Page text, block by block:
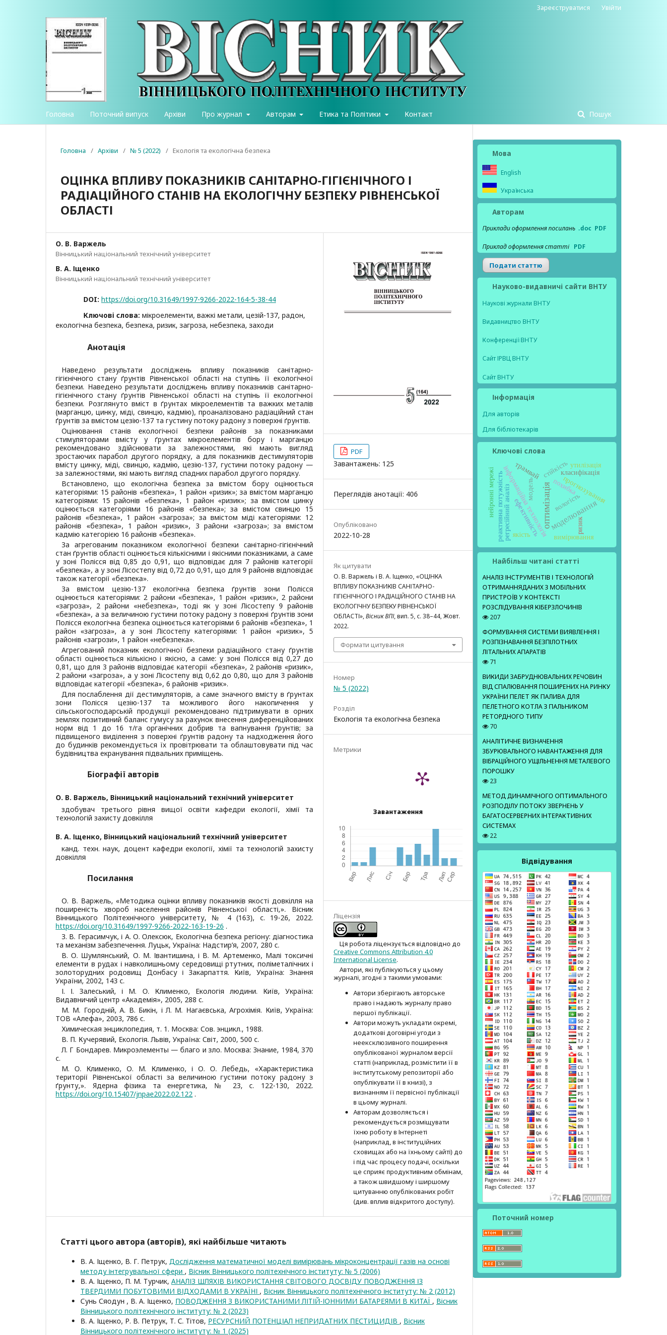
Головна Поточний випуск Архіви Про журнал Авторам Етика та Політики Контакт Пошук
Зареєструватися Увійти
Головна / Архіви / № 5 (2022) / Екологія та екологічна безпека
ОЦІНКА ВПЛИВУ ПОКАЗНИКІВ САНІТАРНО-ГІГІЄНІЧНОГО І
РАДІАЦІЙНОГО СТАНІВ НА ЕКОЛОГІЧНУ БЕЗПЕКУ РІВНЕНСЬКОЇ
ОБЛАСТІ
О. В. Варжель
Вінницький національний технічний університет
В. А. Іщенко
Вінницький національний технічний університет
DOI: https://doi.org/10.31649/1997-9266-2022-164-5-38-44
Ключові слова: мікроелементи, важкі метали, цезій-137, радон,
екологічна безпека, безпека, ризик, загроза, небезпека, заходи
Анотація
Наведено результати досліджень впливу показників санітарно-
гігієнічного стану ґрунтів Рівненської області на ступінь її екологічної
безпеки. Наведено результати досліджень впливу показників санітарно-
гігієнічного стану ґрунтів Рівненської області на ступінь її екологічної
безпеки. Розглянуто вміст в ґрунтах мікроелементів та важких металів
(марганцю, цинку, міді, свинцю, кадмію), проаналізовано радіаційний стан
ґрунтів за вмістом цезію-137 та густину потоку радону з поверхні ґрунтів.
Оцінювання станів екологічної безпеки районів за показниками
стимуляторами вмісту у ґрунтах мікроелементів бору і марганцю
рекомендовано здійснювати за залежностями, які мають вигляд
зростаючих парабол другого порядку, а для показників дестимуляторів
вмісту цинку, міді, свинцю, кадмію, цезію-137, густини потоку радону —
за залежностями, які мають вигляд спадних парабол другого порядку.
Встановлено, що екологічна безпека за вмістом бору оцінюється
категоріями: 15 районів «безпека», 1 район «ризик»; за вмістом марганцю
категоріями: 15 районів «безпека», 1 район «ризик»; за вмістом цинку
оцінюється категоріями 16 районів «безпека»; за вмістом свинцю 15
районів «безпека», 1 район «загроза»; за вмістом міді категоріями: 12
районів «безпека», 1 район «ризик», 3 райони «загроза»; за вмістом
кадмію категорією 16 районів «безпека».
За агрегованим показником екологічної безпеки санітарно-гігієнічний
стан ґрунтів області оцінюється кількісними і якісними показниками, а саме
у зоні Полісся від 0,85 до 0,91, що відповідає для 7 районів категорії
«безпека», а у зоні Лісостепу від 0,72 до 0,91, що для 9 районів відповідає
також категорії «безпека».
За вмістом цезію-137 екологічна безпека ґрунтів зони Полісся
оцінюється категоріями: 2 райони «безпека», 1 район «ризик», 2 райони
«загроза», 2 райони «небезпека», тоді як у зоні Лісостепу 9 районів
«безпека», а за величиною густини потоку радону з поверхні ґрунтів зони
Полісся екологічна безпека оцінюється категоріями 6 районів «безпека», 1
район «загроза», а у зоні Лісостепу категоріями: 1 район «ризик», 5
районів «загрози», 1 район «небезпека».
Агрегований показник екологічної безпеки радіаційного стану ґрунтів
області оцінюється кількісно і якісно, а саме: у зоні Полісся від 0,27 до
0,81, що для 3 районів відповідає категорії «безпека», 2 районів «ризик»,
2 райони «загроза», а у зоні Лісостепу від 0,62 до 0,80, що для 3 районів
відповідає категорії «безпека», 6 районів «ризик».
Для послаблення дії дестимуляторів, а саме значного вмісту в ґрунтах
зони Полісся цезію-137 та можливого його накопичення у
сільськогосподарській продукції рекомендовано підтримувати в орних
землях позитивний баланс гумусу за рахунок внесення диференційованих
норм від 1 до 16 т/га органічних добрив та вапнування ґрунтів; за
підвищеного виділення з поверхні ґрунтів радону та надходження його
до будинків рекомендується їх провітрювати та облаштовувати під час
будівництва екранування підвальних приміщень.
Біографії авторів
О. В. Варжель, Вінницький національний технічний університет
здобувач третього рівня вищої освіти кафедри екології, хімії та
технологій захисту довкілля
В. А. Іщенко, Вінницький національний технічний університет
канд. техн. наук, доцент кафедри екології, хімії та технологій захисту
довкілля
Посилання
О. В. Варжель, «Методика оцінки впливу показників якості довкілля на
поширеність хвороб населення районів Рівненської області,». Вісник
Вінницького Політехнічного університету, № 4 (163), с. 19-26, 2022.
https://doi.org/10.31649/1997-9266-2022-163-19-26 .
З. В. Герасимчук, і А. О. Олексюк, Екологічна безпека регіону: діагностика
та механізм забезпечення. Луцьк, Україна: Надстир’я, 2007, 280 с.
В. О. Шумлянський, О. М. Івантишина, і В. М. Артеменко, Малі токсичні
елементи в рудах і навколишньому середовищі ртутних, поліметалічних і
золоторудних родовищ Донбасу і Закарпаття. Київ, Україна: Знання
України, 2002, 143 с.
І. І. Залеський, і М. О. Клименко, Екологія людини. Київ, Україна:
Видавничий центр «Академія», 2005, 288 с.
М. М. Городній, А. В. Бикін, і Л. М. Нагаєвська, Агрохімія. Київ, Україна:
ТОВ «Алефа», 2003, 786 с.
Химическая энциклопедия, т. 1. Москва: Сов. энцикл., 1988.
В. П. Кучерявий, Екологія. Львів, Україна: Світ, 2000, 500 с.
Л. Г Бондарев. Микроэлементы — благо и зло. Москва: Знание, 1984, 370
с.
М. О. Клименко, О. М. Клименко, і О. О. Лебедь, «Характеристика
території Рівненської області за величиною густини потоку радону з
ґрунту,». Ядерна фізика та енергетика, № 23, с. 122-130, 2022.
https://doi.org/10.15407/jnpae2022.02.122 .
PDF
Завантажень: 125
Переглядів анотації: 406
Опубліковано
2022-10-28
Як цитувати
О. В. Варжель і В. А. Іщенко, «ОЦІНКА
ВПЛИВУ ПОКАЗНИКІВ САНІТАРНО-
ГІГІЄНІЧНОГО І РАДІАЦІЙНОГО СТАНІВ НА
ЕКОЛОГІЧНУ БЕЗПЕКУ РІВНЕНСЬКОЇ
ОБЛАСТІ»,Вісник ВПІ, вип. 5, с. 38–44, Жовт.
2022.
Формати цитування
Номер
№ 5 (2022)
Розділ
Екологія та екологічна безпека
Метрики
Завантаження
Ліцензія
Ця робота ліцензується відповідно до
Creative Commons Attribution 4.0
International License.
Автори, які публікуються у цьому
журналі, згодні з такими умовами:
Автори зберігають авторське
право і надають журналу право
першої публі­кації.
Автори можуть укладати окремі,
додат­кові договірні угоди з
неексклюзив­ного поширення
опублікованої журналом версії
статті (наприклад, розмістити її в
інститутському репозиторії або
опубліку­вати її в книзі), з
визнанням її первісної публікації
в цьому журналі.
Авторам дозволяється і
рекомендується розміщувати
їхню роботу в Інтернеті
(наприклад, в інституційних
сховищах або на їхньому сайті) до
і під час процесу подачі, оскільки
це сприяє продуктивним обмінам,
а також швидшому і ширшому
цитуванню опубліко­ва­них робіт
(див. вплив відкритого доступу).
Статті цього автора (авторів), які найбільше читають
В. А. Іщенко, В. Г. Петрук, Дослідження математичної моделі вимірювань мікроконцентрації газів на основі
методу інтегрувальної сфери , Вісник Вінницького політехнічного інституту: № 5 (2006)
В. А. Іщенко, П. М. Турчик, АНАЛІЗ ШЛЯХІВ ВИКОРИСТАННЯ СВІТОВОГО ДОСВІДУ ПОВОДЖЕННЯ ІЗ
ТВЕРДИМИ ПОБУТОВИМИ ВІДХОДАМИ В УКРАЇНІ , Вісник Вінницького політехнічного інституту: № 2 (2012)
Сунь Сяодун , В. А. Іщенко, ПОВОДЖЕННЯ З ВИКОРИСТАНИМИ ЛІТІЙ-ІОННИМИ БАТАРЕЯМИ В КИТАЇ , Вісник
Вінницького політехнічного інституту: № 2 (2023)
В. А. Іщенко, Р. В. Петрук, Т. С. Тітов, РЕСУРСНИЙ ПОТЕНЦІАЛ НЕПРИДАТНИХ ПЕСТИЦИДІВ , Вісник
Вінницького політехнічного інституту: № 1 (2025)
Мова
English
Українська
Авторам
Приклади оформлення посилань .doc PDF
Приклад оформлення статті PDF
Подати статтю
Науково-видавничі сайти ВНТУ
Наукові журнали ВНТУ
Видавництво ВНТУ
Конференції ВНТУ
Сайт ІРВЦ ВНТУ
Сайт ВНТУ
Інформація
Для авторів
Для бібліотекарів
Ключові слова
оптимізаціямоделювання
інформаційна технологія
реактивна потужність ефективність
модель прогнозування
трамвай
вологість
ризик
стійкість
регресійний аналіз якість
класифікація
нейронні мережі
вимірювання
похибка
утилізація
Найбільш читані статті
АНАЛІЗ ІНСТРУМЕНТІВ І ТЕХНОЛОГІЙ
ОТРИМАННЯДАНИХ З МОБІЛЬНИХ
ПРИСТРОЇВ У КОНТЕКСТІ
РОЗСЛІДУВАННЯ КІБЕРЗЛОЧИНІВ
207
ФОРМУВАННЯ СИСТЕМИ ВИЯВЛЕННЯ І
РОЗПІЗНАВАННЯ БЕЗПІЛОТНИХ
ЛІТАЛЬНИХ АПАРАТІВ
71
ВИКИДИ ЗАБРУДНЮВАЛЬНИХ РЕЧОВИН
ВІД СПАЛЮВАННЯ ПОШИРЕНИХ НА РИНКУ
УКРАЇНИ ПЕЛЕТ ЯК ПАЛИВА ДЛЯ
ПЕЛЕТНОГО КОТЛА З ПАЛЬНИКОМ
РЕТОРДНОГО ТИПУ
70
АНАЛІТИЧНЕ ВИЗНАЧЕННЯ
ЗБУРЮВАЛЬНОГО НАВАНТАЖЕННЯ ДЛЯ
ВІБРАЦІЙНОГО УЩІЛЬНЕННЯ МЕТАЛЕВОГО
ПОРОШКУ
23
МЕТОД ДИНАМІЧНОГО ОПТИМАЛЬНОГО
РОЗПОДІЛУ ПОТОКУ ЗВЕРНЕНЬ У
БАГАТОСЕРВЕРНИХ ІНТЕРАКТИВНИХ
СИСТЕМАХ
22
Відвідування
Поточний номер